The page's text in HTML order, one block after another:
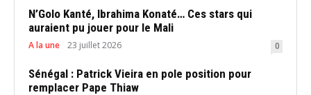
N’Golo Kanté, Ibrahima Konaté… Ces stars qui
auraient pu jouer pour le Mali
A la une 23 juillet 2026 0
Sénégal : Patrick Vieira en pole position pour
remplacer Pape Thiaw